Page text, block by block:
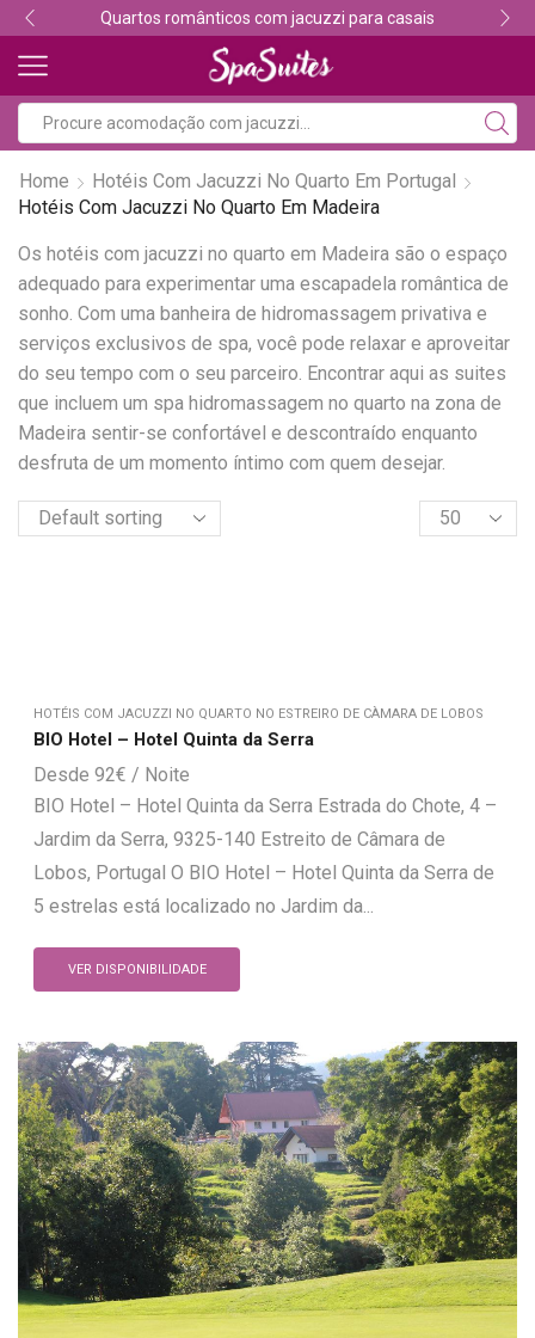
Quartos românticos com jacuzzi para casais
Home
Hotéis Com Jacuzzi No Quarto Em Portugal
Hotéis Com Jacuzzi No Quarto Em Madeira
Os hotéis com jacuzzi no quarto em Madeira são o espaço
adequado para experimentar uma escapadela romântica de
sonho. Com uma banheira de hidromassagem privativa e
serviços exclusivos de spa, você pode relaxar e aproveitar
do seu tempo com o seu parceiro. Encontrar aqui as suites
que incluem um spa hidromassagem no quarto na zona de
Madeira sentir-se confortável e descontraído enquanto
desfruta de um momento íntimo com quem desejar.
HOTÉIS COM JACUZZI NO QUARTO NO ESTREIRO DE CÀMARA DE LOBOS
BIO Hotel – Hotel Quinta da Serra
92€
BIO Hotel – Hotel Quinta da Serra Estrada do Chote, 4 –
Jardim da Serra, 9325-140 Estreito de Câmara de
Lobos, Portugal O BIO Hotel – Hotel Quinta da Serra de
5 estrelas está localizado no Jardim da...
VER DISPONIBILIDADE